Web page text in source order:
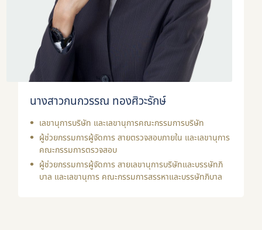
นางสาวกนกวรรณ ทองศิวะรักษ์
เลขานุการบริษัท และเลขานุการคณะกรรมการบริษัท
ผู้ช่วยกรรมการผู้จัดการ สายตรวจสอบภายใน และเลขานุการ
คณะกรรมการตรวจสอบ
ผู้ช่วยกรรมการผู้จัดการ สายเลขานุการบริษัทและบรรษัทภิ
บาล และเลขานุการ คณะกรรมการสรรหาและบรรษัทภิบาล